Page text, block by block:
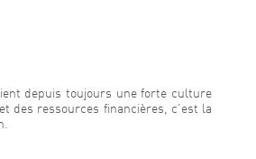
depuis toujours une forte culture
des ressources financières, c’est la